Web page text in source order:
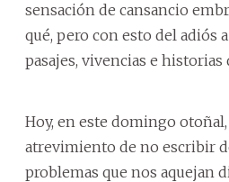
sensación de cansancio
qué, pero con esto del adiós
pasajes, vivencias e historias
Hoy, en este domingo
atrevimiento de no escribir
problemas que nos aquejan